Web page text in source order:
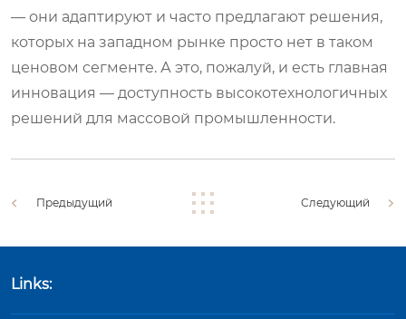
— они адаптируют и часто предлагают решения,
которых на западном рынке просто нет в таком
ценовом сегменте. А это, пожалуй, и есть главная
инновация — доступность высокотехнологичных
решений для массовой промышленности.
Предыдущий Следующий
Links: